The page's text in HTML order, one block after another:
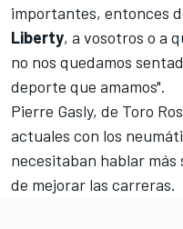
importantes, entonces
Liberty, a vosotros o a
no nos quedamos
deporte que amamos".
Pierre Gasly, de Toro
actuales con los
necesitaban hablar más
de mejorar las carreras.